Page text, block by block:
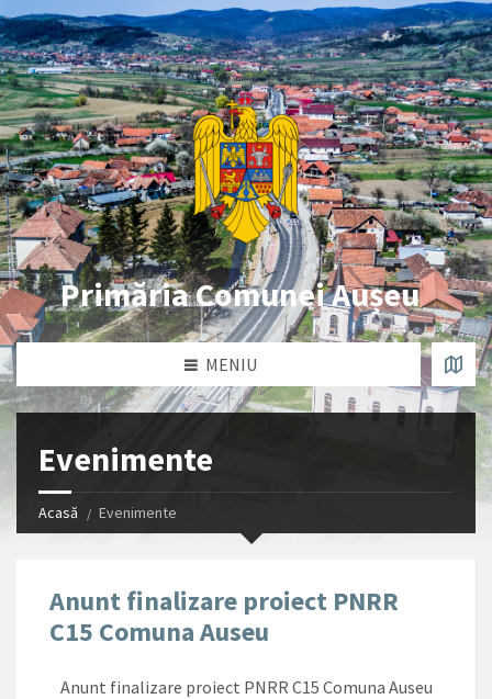
Primăria Comunei Aușeu
MENIU
Evenimente
Acasă Evenimente
Anunt finalizare proiect PNRR
C15 Comuna Auseu
Anunt finalizare proiect PNRR C15 Comuna Auseu